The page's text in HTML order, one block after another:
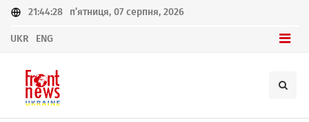
21:44:28 п’ятниця, 07 серпня, 2026
UKR ENG